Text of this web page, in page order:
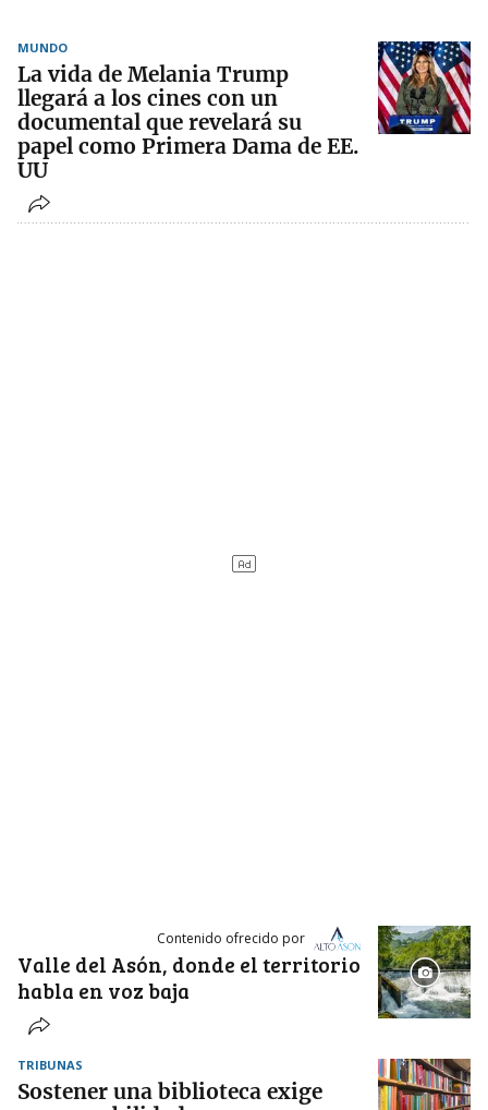
MUNDO
La vida de Melania Trump
llegará a los cines con un
documental que revelará su
papel como Primera Dama de EE.
UU
Contenido ofrecido por
Valle del Asón, donde el territorio
habla en voz baja
TRIBUNAS
Sostener una biblioteca exige